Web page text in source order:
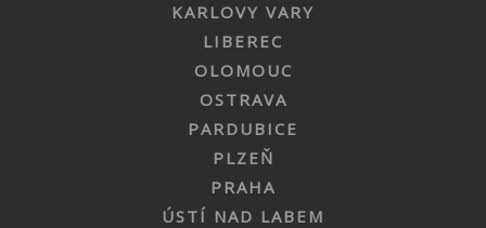
KARLOVY VARY
LIBEREC
OLOMOUC
OSTRAVA
PARDUBICE
PLZEŇ
PRAHA
ÚSTÍ NAD LABEM